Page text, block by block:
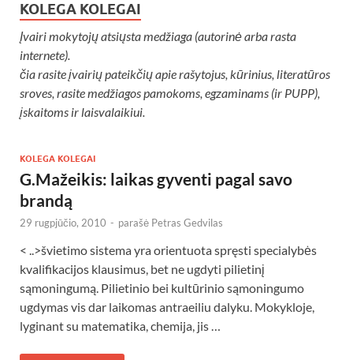
KOLEGA KOLEGAI
Įvairi mokytojų atsiųsta medžiaga (autorinė arba rasta
internete).
čia rasite įvairių pateikčių apie rašytojus, kūrinius, literatūros
sroves, rasite medžiagos pamokoms, egzaminams (ir PUPP),
įskaitoms ir laisvalaikiui.
KOLEGA KOLEGAI
G.Mažeikis: laikas gyventi pagal savo
brandą
29 rugpjūčio, 2010 - parašė Petras Gedvilas
< ..>švietimo sistema yra orientuota spręsti specialybės
kvalifikacijos klausimus, bet ne ugdyti pilietinį
sąmoningumą. Pilietinio bei kultūrinio sąmoningumo
ugdymas vis dar laikomas antraeiliu dalyku. Mokykloje,
lyginant su matematika, chemija, jis …